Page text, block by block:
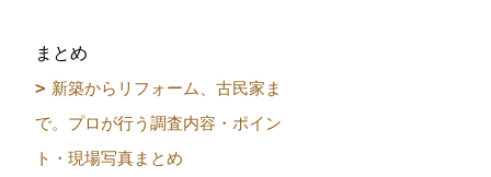
まとめ
新築からリフォーム、古民家ま
で。プロが行う調査内容・ポイン
ト・現場写真まとめ